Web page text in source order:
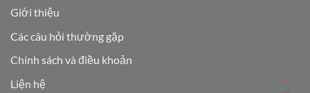
Giới thiệu
Các câu hỏi thường gặp
Chính sách và điều khoản
Liện hệ